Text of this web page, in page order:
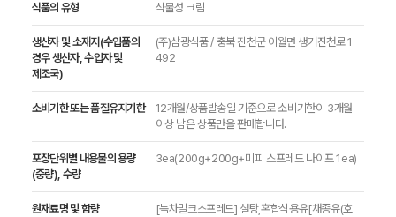
식품의 유형 식물성 크림
생산자 및 소재지(수입품의
경우 생산자, 수입자 및
제조국)
(주)삼광식품 / 충북 진천군 이월면 생거진천로 1
492
소비기한 또는 품질유지기한
12개월/상품발송일 기준으로 소비기한이 3개월
이상 남은 상품만을 판매합니다.
포장단위별 내용물의 용량
(중량), 수량
3ea(200g+200g+미피 스프레드 나이프 1ea)
원재료명 및 함량
[녹차밀크스프레드] 설탕,혼합식용유[채종유(호